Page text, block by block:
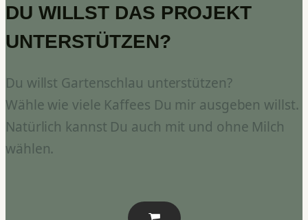
DU WILLST DAS PROJEKT
UNTERSTÜTZEN?
Du willst Gartenschlau unterstützen?
Wähle wie viele Kaffees Du mir ausgeben willst.
Natürlich kannst Du auch mit und ohne Milch
wählen.